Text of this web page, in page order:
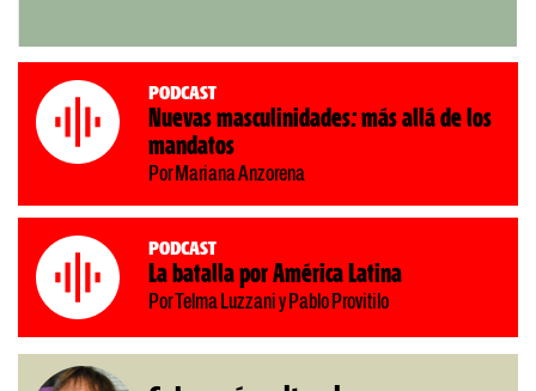
Podcast
Nuevas masculinidades: más allá de los
mandatos
Por Mariana Anzorena
Podcast
La batalla por América Latina
Por Telma Luzzani y Pablo Provitilo